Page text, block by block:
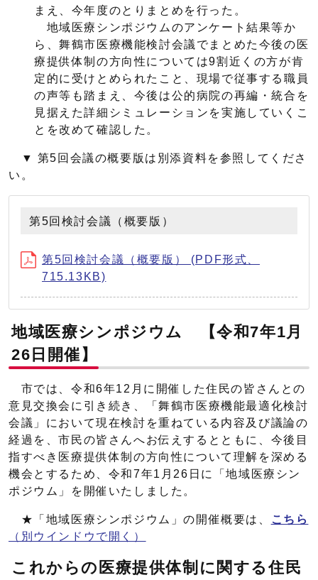
まえ、今年度のとりまとめを行った。
地域医療シンポジウムのアンケート結果等か
ら、舞鶴市医療機能検討会議でまとめた今後の医
療提供体制の方向性については9割近くの方が肯
定的に受けとめられたこと、現場で従事する職員
の声等も踏まえ、今後は公的病院の再編・統合を
見据えた詳細シミュレーションを実施していくこ
とを改めて確認した。
▼ 第5回会議の概要版は別添資料を参照してくださ
い。
第5回検討会議（概要版）
第5回検討会議（概要版） (PDF形式、
715.13KB)
地域医療シンポジウム 【令和7年1月
26日開催】
市では、令和6年12月に開催した住民の皆さんとの
意見交換会に引き続き、「舞鶴市医療機能最適化検討
会議」において現在検討を重ねている内容及び議論の
経過を、市民の皆さんへお伝えするとともに、今後目
指すべき医療提供体制の方向性について理解を深める
機会とするため、令和7年1月26日に「地域医療シン
ポジウム」を開催いたしました。
★「地域医療シンポジウム」の開催概要は、
こちら
（別ウインドウで開く）
これからの医療提供体制に関する住民